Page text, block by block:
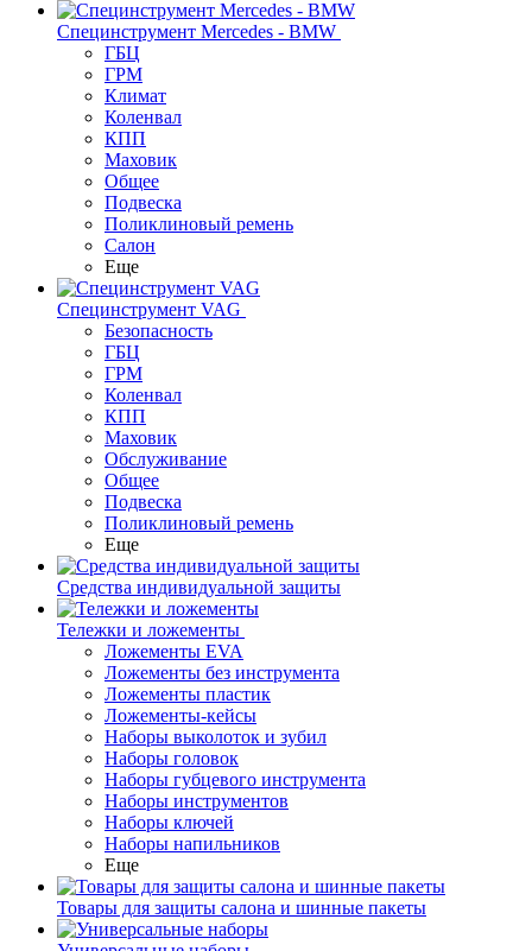
Специнструмент Mercedes - BMW
ГБЦ
ГРМ
Климат
Коленвал
КПП
Маховик
Общее
Подвеска
Поликлиновый ремень
Салон
Еще
Специнструмент VAG
Безопасность
ГБЦ
ГРМ
Коленвал
КПП
Маховик
Обслуживание
Общее
Подвеска
Поликлиновый ремень
Еще
Средства индивидуальной защиты
Тележки и ложементы
Ложементы EVA
Ложементы без инструмента
Ложементы пластик
Ложементы-кейсы
Наборы выколоток и зубил
Наборы головок
Наборы губцевого инструмента
Наборы инструментов
Наборы ключей
Наборы напильников
Еще
Товары для защиты салона и шинные пакеты